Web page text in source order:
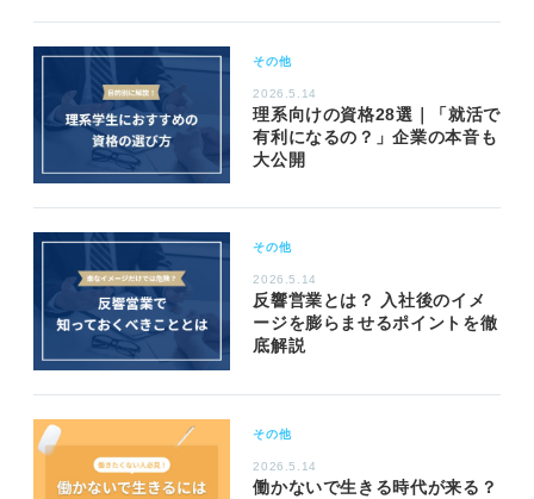
その他
2026.5.14
理系向けの資格28選｜「就活で
有利になるの？」企業の本音も
大公開
その他
2026.5.14
反響営業とは？ 入社後のイメ
ージを膨らませるポイントを徹
底解説
その他
2026.5.14
働かないで生きる時代が来る？